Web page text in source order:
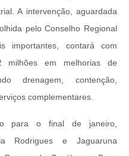
A intervenção, aguardada
pelo Conselho Regional
importantes, contará com
milhões em melhorias de
drenagem, contenção,
complementares.
para o final de janeiro,
Rodrigues e Jaguaruna